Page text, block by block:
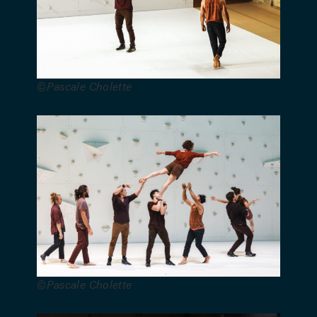
Vidéo :
Goimard –
Stéphane
Graillot –
Costumes :
Camille
Panin –
Régie
générale :
Sylvain
Giraudeau
©Pascale Cholette
©Pascale Cholette